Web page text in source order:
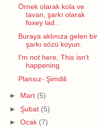
Örnek olarak kola ve
tavan, şarkı olarak
foxey lad...
Buraya aklınıza gelen bir
şarkı sözü koyun.
I'm not here, This isn't
happening
Plansız- Şimdili
► Mart (5)
► Şubat (5)
► Ocak (7)